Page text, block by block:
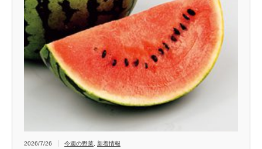
2026/7/26 今週の野菜 新着情報